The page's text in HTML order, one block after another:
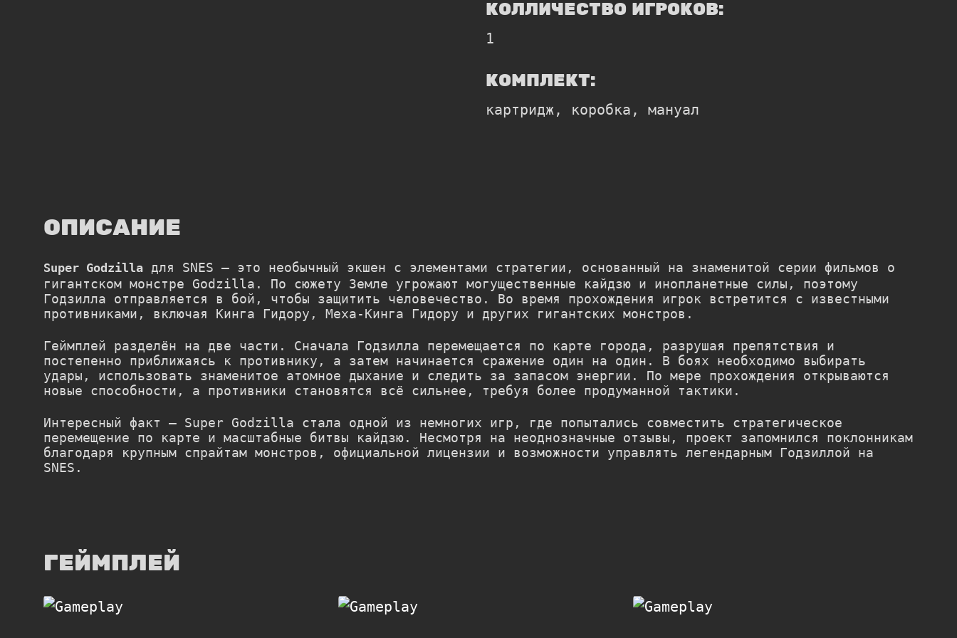
КОЛЛИЧЕСТВО ИГРОКОВ:
1
КОМПЛЕКТ:
картридж, коробка, мануал
ОПИСАНИЕ
Super Godzilla для SNES — это необычный экшен с элементами стратегии, основанный на знаменитой серии фильмов о
гигантском монстре Godzilla . По сюжету Земле угрожают могущественные кайдзю и инопланетные силы, поэтому
Годзилла отправляется в бой, чтобы защитить человечество. Во время прохождения игрок встретится с известными
противниками, включая Кинга Гидору, Меха-Кинга Гидору и других гигантских монстров.
Геймплей разделён на две части. Сначала Годзилла перемещается по карте города, разрушая препятствия и
постепенно приближаясь к противнику, а затем начинается сражение один на один. В боях необходимо выбирать
удары, использовать знаменитое атомное дыхание и следить за запасом энергии. По мере прохождения открываются
новые способности, а противники становятся всё сильнее, требуя более продуманной тактики.
Интересный факт — Super Godzilla стала одной из немногих игр, где попытались совместить стратегическое
перемещение по карте и масштабные битвы кайдзю. Несмотря на неоднозначные отзывы, проект запомнился поклонникам
благодаря крупным спрайтам монстров, официальной лицензии и возможности управлять легендарным Годзиллой на
SNES.
ГЕЙМПЛЕЙ